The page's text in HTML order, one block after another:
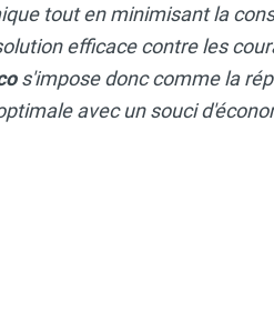
tout en minimisant la
efficace contre les
s'impose donc comme la
avec un souci